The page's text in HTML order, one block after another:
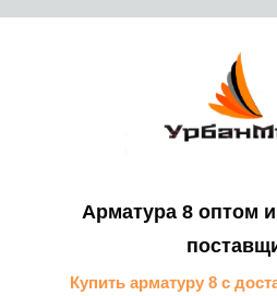
Арматура 8 оптом
Купить арматуру 8 с